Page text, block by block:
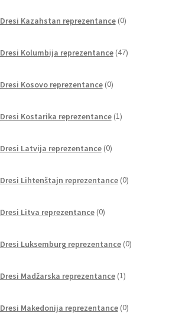
Dresi Kazahstan reprezentance 0izdelkov
Dresi Kolumbija reprezentance 47izdelkov
Dresi Kosovo reprezentance 0izdelkov
Dresi Kostarika reprezentance 1izdelek
Dresi Latvija reprezentance 0izdelkov
Dresi Lihtenštajn reprezentance 0izdelkov
Dresi Litva reprezentance 0izdelkov
Dresi Luksemburg reprezentance 0izdelkov
Dresi Madžarska reprezentance 1izdelek
Dresi Makedonija reprezentance 0izdelkov